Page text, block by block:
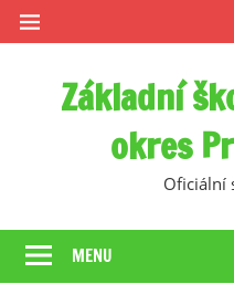
Skip
to
Základní
okres
Oficiální
MENU